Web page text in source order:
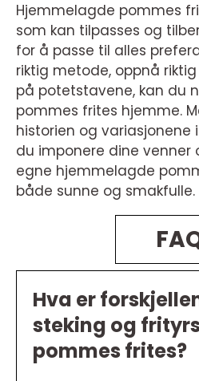
Hjemmelagde pommes
som kan tilpasses og
for å passe til alles
riktig metode, oppnå
på potetstavene, kan du
pommes frites hjemme.
historien og variasjonene
du imponere dine
egne hjemmelagde
både sunne og smakfulle.
Hva er
steking og
pommes frites?